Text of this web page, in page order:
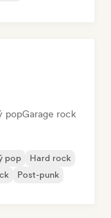
popGarage rock
pop
Hard rock
Post-punk